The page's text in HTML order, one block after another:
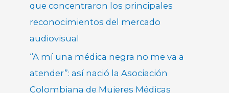
que concentraron los principales
reconocimientos del mercado
audiovisual
“A mí una médica negra no me va a
atender”: así nació la Asociación
Colombiana de Mujeres Médicas